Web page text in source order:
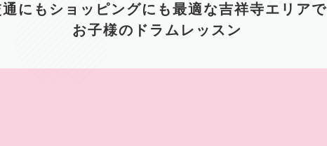
にもショッピングにも最適な吉祥寺エリアで
お子様のドラムレッスン